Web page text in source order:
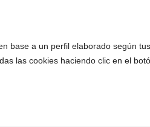
base a un perfil elaborado según
las cookies haciendo clic en el